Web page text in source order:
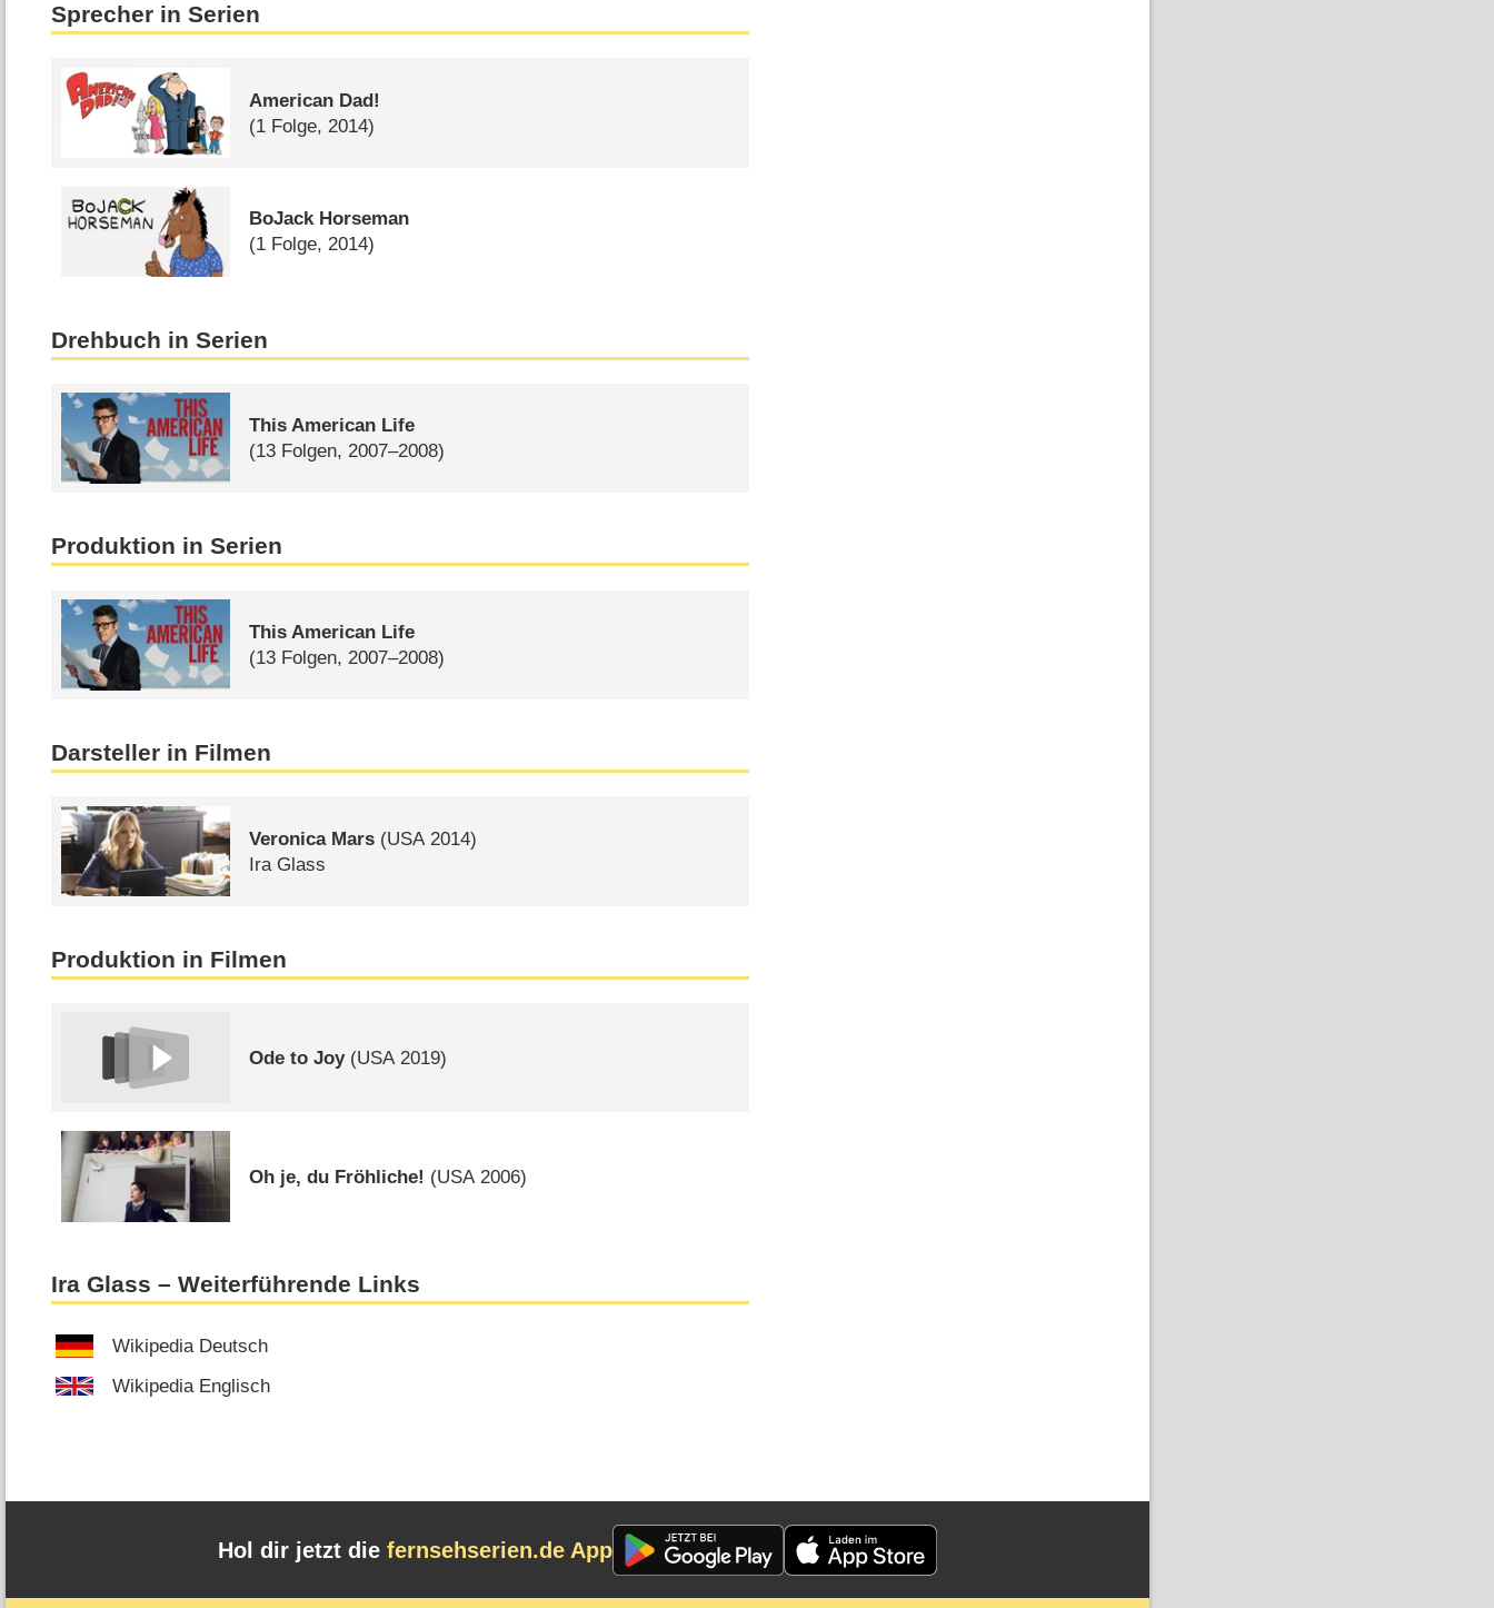
Sprecher in Serien
American Dad!
(1 Folge, 2014)
BoJack Horseman​
(1 Folge, 2014)
Drehbuch in Serien
This American Life
(13 Folgen, 2007–2008)
Produktion in Serien
This American Life
(13 Folgen, 2007–2008)
Darsteller in Filmen
Veronica Mars (USA 2014)
Ira Glass
Produktion in Filmen
Ode to Joy(USA 2019)
Oh je, du Fröhliche! (USA 2006)
Ira Glass – Weiterführende Links
Wikipedia Deutsch
Wikipedia Englisch
Hol dir jetzt die fernsehserien.de App